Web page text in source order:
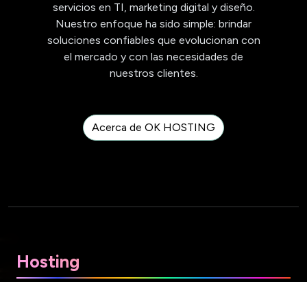
servicios en TI, marketing digital y diseño.
Nuestro enfoque ha sido simple: brindar
soluciones confiables que evolucionan con
el mercado y con las necesidades de
nuestros clientes.
Acerca de OK HOSTING
Hosting